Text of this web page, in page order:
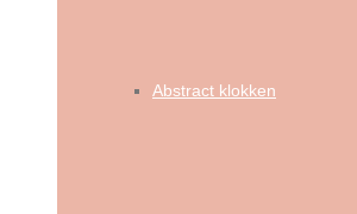
Abstract klokken